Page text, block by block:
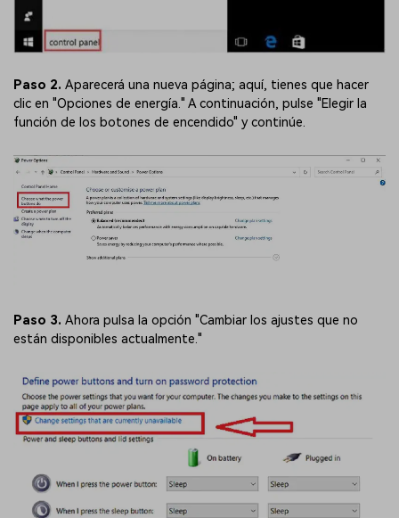
Paso 2. Aparecerá una nueva página; aquí, tienes que hacer
clic en "Opciones de energía." A continuación, pulse "Elegir la
función de los botones de encendido" y continúe.
Paso 3. Ahora pulsa la opción "Cambiar los ajustes que no
están disponibles actualmente."